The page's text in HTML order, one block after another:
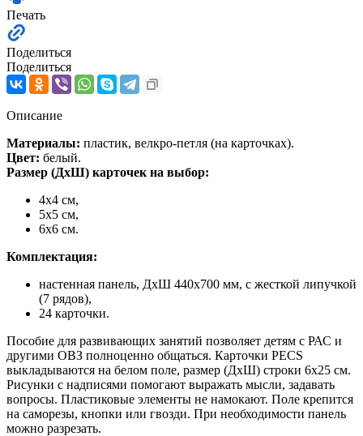
Печать
Поделиться
Поделиться
Описание
Материалы: пластик, велкро-петля (на карточках).
Цвет: белый.
Размер (ДхШ) карточек на выбор:
4х4 см,
5х5 см,
6х6 см.
Комплектация:
настенная панель, ДхШ 440х700 мм, с жесткой липучкой
(7 рядов),
24 карточки.
Пособие для развивающих занятий позволяет детям с РАС и
другими ОВЗ полноценно общаться. Карточки PECS
выкладываются на белом поле, размер (ДхШ) строки 6х25 см.
Рисунки с надписями помогают выражать мысли, задавать
вопросы. Пластиковые элементы не намокают. Поле крепится
на саморезы, кнопки или гвозди. При необходимости панель
можно разрезать.